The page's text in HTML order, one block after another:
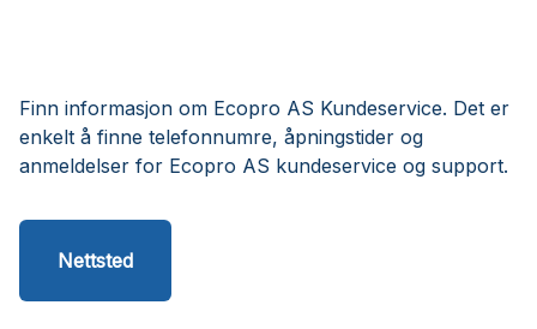
Finn informasjon om Ecopro AS Kundeservice. Det er
enkelt å finne telefonnumre, åpningstider og
anmeldelser for Ecopro AS kundeservice og support.
Nettsted